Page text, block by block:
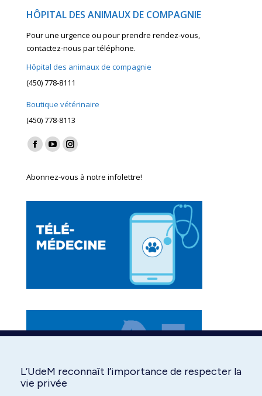
HÔPITAL DES ANIMAUX DE COMPAGNIE
Pour une urgence ou pour prendre rendez-vous,
contactez-nous par téléphone.
Hôpital des animaux de compagnie
(450) 778-8111
Boutique vétérinaire
(450) 778-8113
Find us on:
Facebook
opens
window
YouTube
opens
window
Instagram
opens
window
Abonnez-vous à notre infolettre!
L’UdeM reconnaît l’importance de respecter la
vie privée